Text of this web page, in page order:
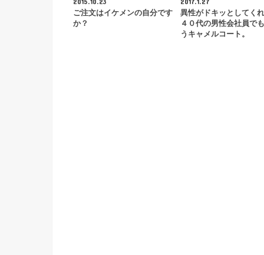
ご注文はイケメンの自分です
か？
異性がドキッとしてく
４０代の男性会社員で
うキャメルコート。